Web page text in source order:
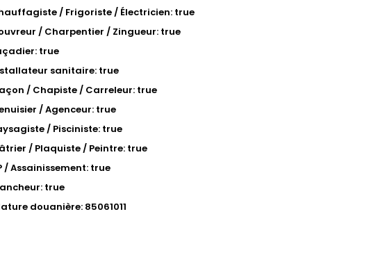
/ Frigoriste / Électricien: true
/ Charpentier / Zingueur: true
true
sanitaire: true
/ Chapiste / Carreleur: true
/ Agenceur: true
/ Pisciniste: true
/ Plaquiste / Peintre: true
/ Assainissement: true
true
douanière: 85061011